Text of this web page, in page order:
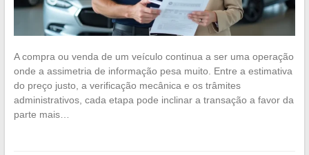
A compra ou venda de um veículo continua a ser uma operação
onde a assimetria de informação pesa muito. Entre a estimativa
do preço justo, a verificação mecânica e os trâmites
administrativos, cada etapa pode inclinar a transação a favor da
parte mais…